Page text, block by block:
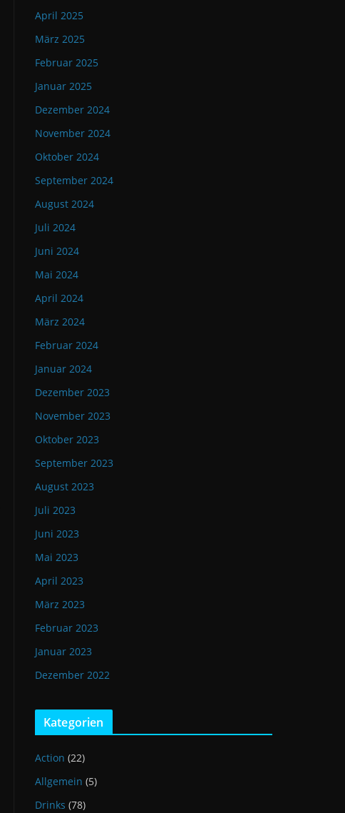
April 2025
März 2025
Februar 2025
Januar 2025
Dezember 2024
November 2024
Oktober 2024
September 2024
August 2024
Juli 2024
Juni 2024
Mai 2024
April 2024
März 2024
Februar 2024
Januar 2024
Dezember 2023
November 2023
Oktober 2023
September 2023
August 2023
Juli 2023
Juni 2023
Mai 2023
April 2023
März 2023
Februar 2023
Januar 2023
Dezember 2022
Kategorien
Action (22)
Allgemein (5)
Drinks (78)